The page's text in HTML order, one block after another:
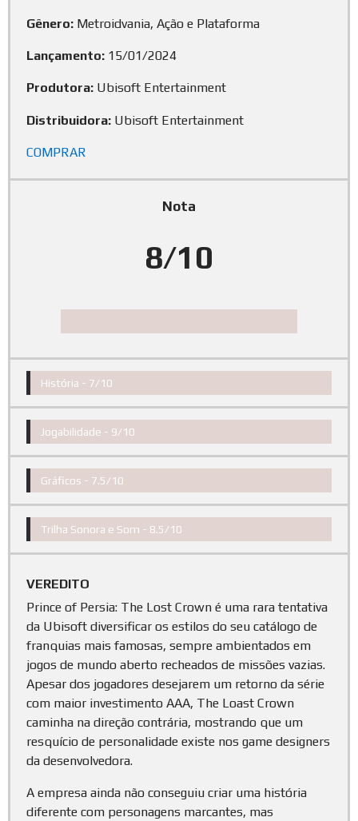
Gênero: Metroidvania, Ação e Plataforma
Lançamento: 15/01/2024
Produtora: Ubisoft Entertainment
Distribuidora: Ubisoft Entertainment
COMPRAR
Nota
8/10
História - 7/10
Jogabilidade - 9/10
Gráficos - 7.5/10
Trilha Sonora e Som - 8.5/10
VEREDITO
Prince of Persia: The Lost Crown é uma rara tentativa
da Ubisoft diversificar os estilos do seu catálogo de
franquias mais famosas, sempre ambientados em
jogos de mundo aberto recheados de missões vazias.
Apesar dos jogadores desejarem um retorno da série
com maior investimento AAA, The Loast Crown
caminha na direção contrária, mostrando que um
resquício de personalidade existe nos game designers
da desenvolvedora.
A empresa ainda não conseguiu criar uma história
diferente com personagens marcantes, mas